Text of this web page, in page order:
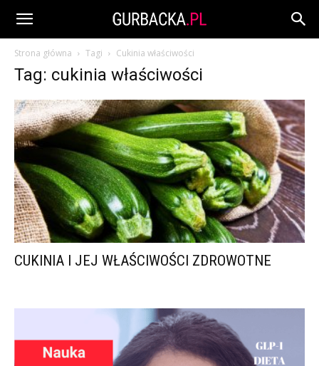
Strona główna Tagi Cukinia właściwości
Tag: cukinia właściwości
CUKINIA I JEJ WŁAŚCIWOŚCI ZDROWOTNE